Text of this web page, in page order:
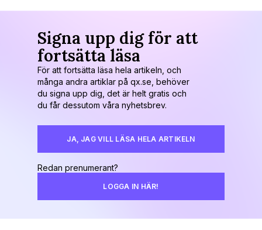
Signa upp dig för att
fortsätta läsa
För att fortsätta läsa hela artikeln, och
många andra artiklar på qx.se, behöver
du signa upp dig, det är helt gratis och
du får dessutom våra nyhetsbrev.
JA, JAG VILL LÄSA HELA ARTIKELN
Redan prenumerant?
LOGGA IN HÄR!